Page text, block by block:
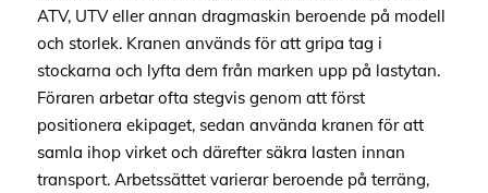
ATV, UTV eller annan dragmaskin beroende på modell
och storlek. Kranen används för att gripa tag i
stockarna och lyfta dem från marken upp på lastytan.
Föraren arbetar ofta stegvis genom att först
positionera ekipaget, sedan använda kranen för att
samla ihop virket och därefter säkra lasten innan
transport. Arbetssättet varierar beroende på terräng,